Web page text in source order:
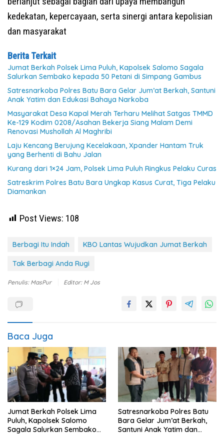
kedekatan, kepercayaan, serta sinergi antara kepolisian
dan masyarakat
Berita Terkait
Jumat Berkah Polsek Lima Puluh, Kapolsek Salomo Sagala
Salurkan Sembako kepada 50 Petani di Simpang Gambus
Satresnarkoba Polres Batu Bara Gelar Jum’at Berkah, Santuni
Anak Yatim dan Edukasi Bahaya Narkoba
Masyarakat Desa Kapal Merah Terharu Melihat Satgas TMMD
Ke-129 Kodim 0208/Asahan Bekerja Siang Malam Demi
Renovasi Mushollah Al Maghribi
Laju Kencang Berujung Kecelakaan, Xpander Hantam Truk
yang Berhenti di Bahu Jalan
Kurang dari 1×24 Jam, Polsek Lima Puluh Ringkus Pelaku Curas
Satreskrim Polres Batu Bara Ungkap Kasus Curat, Tiga Pelaku
Diamankan
Post Views: 108
Berbagi Itu Indah KBO Lantas Wujudkan Jumat Berkah
Tak Berbagi Anda Rugi
Penulis: MasPur Editor: M Jos
Baca Juga
Jumat Berkah Polsek Lima
Puluh, Kapolsek Salomo
Sagala Salurkan Sembako
Satresnarkoba Polres Batu
Bara Gelar Jum’at Berkah,
Santuni Anak Yatim dan